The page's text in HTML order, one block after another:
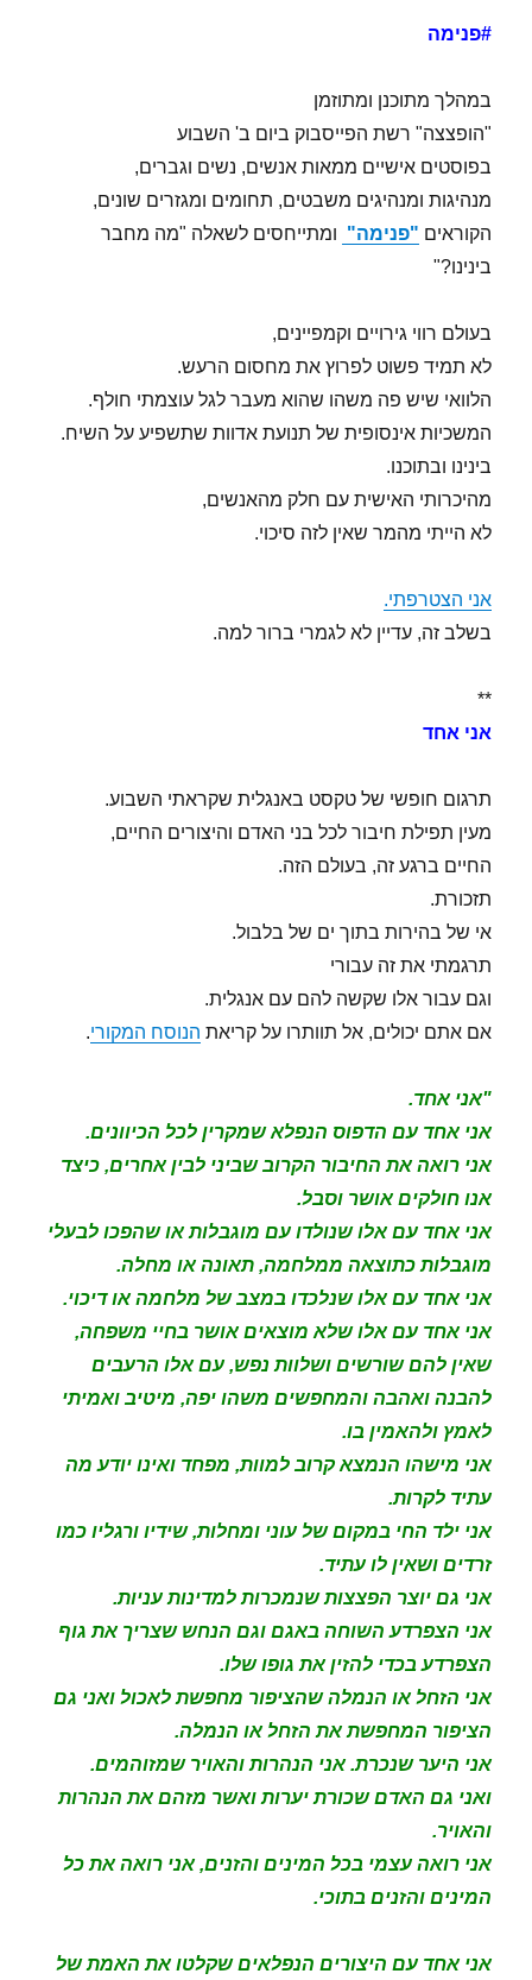
#פנימה
במהלך מתוכנן ומתוזמן
"הופצצה" רשת הפייסבוק ביום ב' השבוע
בפוסטים אישיים ממאות אנשים, נשים וגברים,
מנהיגות ומנהיגים משבטים, תחומים ומגזרים שונים,
הקוראים "פנימה" ומתייחסים לשאלה "מה מחבר
בינינו?"
בעולם רווי גירויים וקמפיינים,
לא תמיד פשוט לפרוץ את מחסום הרעש.
הלוואי שיש פה משהו שהוא מעבר לגל עוצמתי חולף.
המשכיות אינסופית של תנועת אדוות שתשפיע על השיח.
בינינו ובתוכנו.
מהיכרותי האישית עם חלק מהאנשים,
לא הייתי מהמר שאין לזה סיכוי.
אני הצטרפתי.
בשלב זה, עדיין לא לגמרי ברור למה.
**
אני אחד
תרגום חופשי של טקסט באנגלית שקראתי השבוע.
מעין תפילת חיבור לכל בני האדם והיצורים החיים,
החיים ברגע זה, בעולם הזה.
תזכורת.
אי של בהירות בתוך ים של בלבול.
תרגמתי את זה עבורי
וגם עבור אלו שקשה להם עם אנגלית.
אם אתם יכולים, אל תוותרו על קריאת הנוסח המקורי.
"אני אחד.
אני אחד עם הדפוס הנפלא שמקרין לכל הכיוונים.
אני רואה את החיבור הקרוב שביני לבין אחרים, כיצד
אנו חולקים אושר וסבל.
אני אחד עם אלו שנולדו עם מוגבלות או שהפכו לבעלי
מוגבלות כתוצאה ממלחמה, תאונה או מחלה.
אני אחד עם אלו שנלכדו במצב של מלחמה או דיכוי.
אני אחד עם אלו שלא מוצאים אושר בחיי משפחה,
שאין להם שורשים ושלוות נפש, עם אלו הרעבים
להבנה ואהבה והמחפשים משהו יפה, מיטיב ואמיתי
לאמץ ולהאמין בו.
אני מישהו הנמצא קרוב למוות, מפחד ואינו יודע מה
עתיד לקרות.
אני ילד החי במקום של עוני ומחלות, שידיו ורגליו כמו
זרדים ושאין לו עתיד.
אני גם יוצר הפצצות שנמכרות למדינות עניות.
אני הצפרדע השוחה באגם וגם הנחש שצריך את גוף
הצפרדע בכדי להזין את גופו שלו.
אני הזחל או הנמלה שהציפור מחפשת לאכול ואני גם
הציפור המחפשת את הזחל או הנמלה.
אני היער שנכרת. אני הנהרות והאויר שמזוהמים.
ואני גם האדם שכורת יערות ואשר מזהם את הנהרות
והאויר.
אני רואה עצמי בכל המינים והזנים, אני רואה את כל
המינים והזנים בתוכי.
אני אחד עם היצורים הנפלאים שקלטו את האמת של